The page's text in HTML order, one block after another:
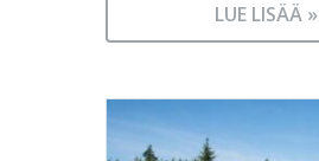
LUE LISÄÄ »